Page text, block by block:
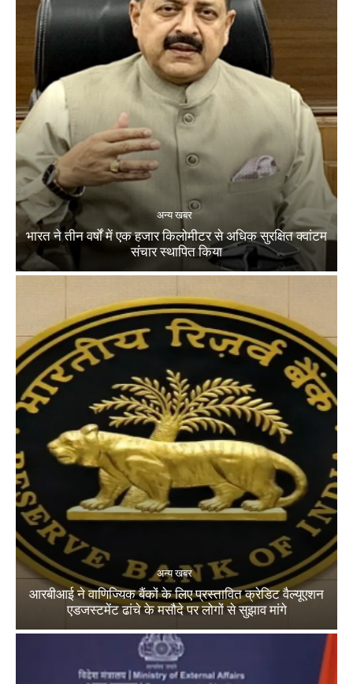
अन्य खबर
भारत ने तीन वर्षों में एक हजार किलोमीटर से अधिक सुरक्षित क्वांटम
संचार स्थापित किया
अन्य खबर
आरबीआई ने वाणिज्यिक बैंकों के लिए प्रस्तावित क्रेडिट वैल्यूएशन
एडजस्टमेंट ढांचे के मसौदे पर लोगों से सुझाव मांगे